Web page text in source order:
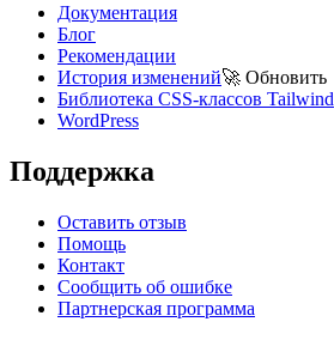
Документация
Блог
Рекомендации
История изменений🚀 Обновить
Библиотека CSS-классов Tailwind
WordPress
Поддержка
Оставить отзыв
Помощь
Контакт
Сообщить об ошибке
Партнерская программа